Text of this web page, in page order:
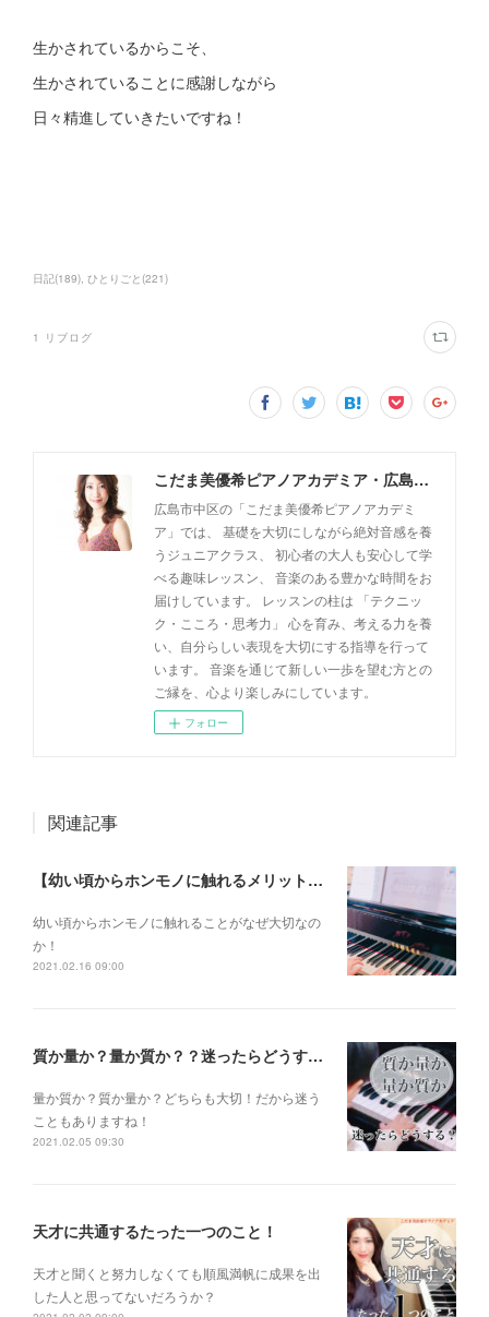
生かされているからこそ、
生かされていることに感謝しながら
日々精進していきたいですね！
日記(189) ひとりごと (221)
1 リブログ
こだま美優希ピアノアカデミア・広島市中区
広島市中区の「こだま美優希ピアノアカデミ
ア」では、 基礎を大切にしながら絶対音感を養
うジュニアクラス、 初心者の大人も安心して学
べる趣味レッスン、 音楽のある豊かな時間をお
届けしています。 レッスンの柱は 「テクニッ
ク・こころ・思考力」 心を育み、考える力を養
い、自分らしい表現を大切にする指導を行って
います。 音楽を通じて新しい一歩を望む方との
ご縁を、心より楽しみにしています。
フォロー
関連記事
【幼い頃からホンモノに触れるメリットとは？】
幼い頃からホンモノに 触れることがなぜ大切なの
か！
2021.02.16 09:00
質か量か？量か質か？？迷ったらどうする？？？
量か質か？ 質か量か？ どちらも大切！だから迷う
こともありますね！
2021.02.05 09:30
天才に共通するたった一つのこと！
天才と聞くと 努力しなくても 順風満帆に成果を出
した人 と思ってないだろうか？